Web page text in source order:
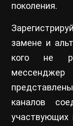
поколения.
замене и
кого не
каналов